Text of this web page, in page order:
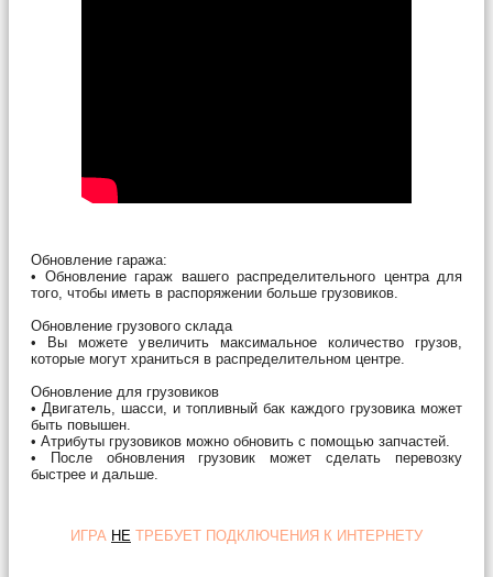
Обновление гаража:
• Обновление гараж вашего распределительного центра для
того, чтобы иметь в распоряжении больше грузовиков.
Обновление грузового склада
• Вы можете увеличить максимальное количество грузов,
которые могут храниться в распределительном центре.
Обновление для грузовиков
• Двигатель, шасси, и топливный бак каждого грузовика может
быть повышен.
• Атрибуты грузовиков можно обновить с помощью запчастей.
• После обновления грузовик может сделать перевозку
быстрее и дальше.
ИГРА НЕ ТРЕБУЕТ ПОДКЛЮЧЕНИЯ К ИНТЕРНЕТУ